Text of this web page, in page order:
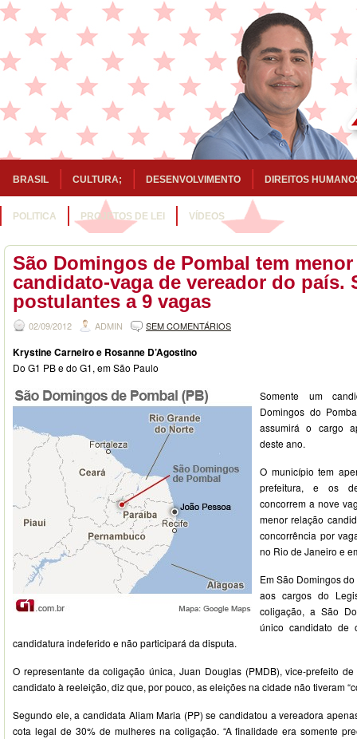
BRASIL CULTURA; DESENVOLVIMENTO DIREITOS
POLITICA PROJETOS DE LEI VÍDEOS
São Domingos de Pombal tem
candidato-vaga de vereador do país.
postulantes a 9 vagas
02/09/2012 ADMIN SEM COMENTÁRIOS
Krystine Carneiro e Rosanne D’Agostino
Do G1 PB e do G1, em São Paulo
Somente um
Domingos do
assumirá o cargo
deste ano.
O município tem
prefeitura, e os
concorrem a nove
menor relação
concorrência por
no Rio de Janeiro e
Em São Domingos
aos cargos do
coligação, a São
único candidato de
candidatura indeferido e não participará da disputa.
O representante da coligação única, Juan Douglas (PMDB), vice-prefeito
candidato à reeleição, diz que, por pouco, as eleições na cidade não tiveram
Segundo ele, a candidata Aliam Maria (PP) se candidatou a vereadora
cota legal de 30% de mulheres na coligação. “A finalidade era somente